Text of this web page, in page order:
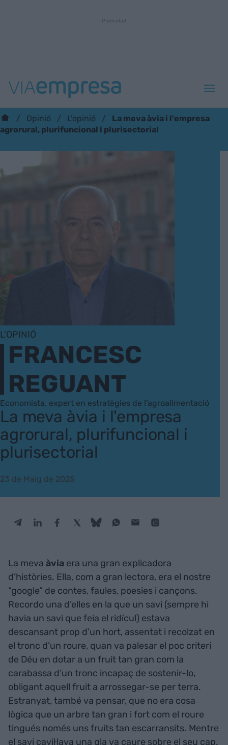
Opinió L'opinió
La meva àvia i l'empresa
agrorural, plurifuncional i plurisectorial
L'OPINIÓ
FRANCESC
REGUANT
Economista, expert en estratègies de l’agroalimentació
La meva àvia i l'empresa
agrorural, plurifuncional i
plurisectorial
23 de Maig de 2025
La meva àvia era una gran explicadora
d’històries. Ella, com a gran lectora, era el nostre
“google” de contes, faules, poesies i cançons.
Recordo una d’elles en la que un savi (sempre hi
havia un savi que feia el ridícul) estava
descansant prop d’un hort, assentat i recolzat en
el tronc d’un roure, quan va palesar el poc criteri
de Déu en dotar a un fruit tan gran com la
carabassa d’un tronc incapaç de sostenir-lo,
obligant aquell fruit a arrossegar-se per terra.
Estranyat, també va pensar, que no era cosa
lògica que un arbre tan gran i fort com el roure
tingués només uns fruits tan escarransits. Mentre
el savi cavil·lava una gla va caure sobre el seu cap.